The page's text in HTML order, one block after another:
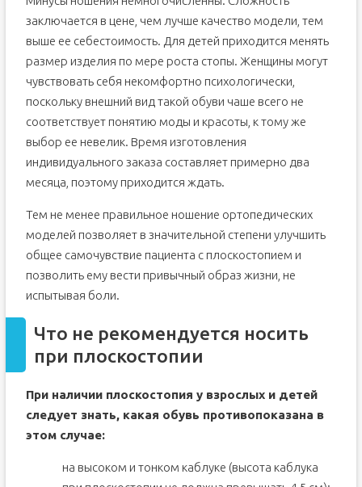
заключается в цене, чем лучше качество модели, тем
выше ее себестоимость. Для детей приходится менять
размер изделия по мере роста стопы. Женщины могут
чувствовать себя некомфортно психологически,
поскольку внешний вид такой обуви чаше всего не
соответствует понятию моды и красоты, к тому же
выбор ее невелик. Время изготовления
индивидуального заказа составляет примерно два
месяца, поэтому приходится ждать.
Тем не менее правильное ношение ортопедических
моделей позволяет в значительной степени улучшить
общее самочувствие пациента с плоскостопием и
позволить ему вести привычный образ жизни, не
испытывая боли.
Что не рекомендуется носить
при плоскостопии
При наличии плоскостопия у взрослых и детей
следует знать, какая обувь противопоказана в
этом случае:
на высоком и тонком каблуке (высота каблука